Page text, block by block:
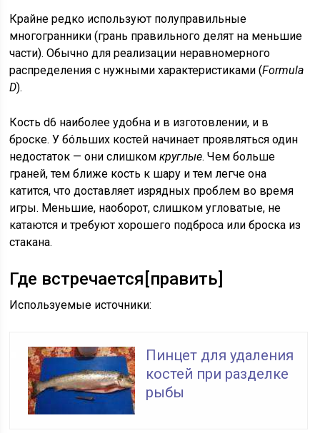
Крайне редко используют полуправильные
многогранники (грань правильного делят на меньшие
части). Обычно для реализации неравномерного
распределения с нужными характеристиками (Formula
D).
Кость d6 наиболее удобна и в изготовлении, и в
броске. У бóльших костей начинает проявляться один
недостаток — они слишкомкруглые. Чем больше
граней, тем ближе кость к шару и тем легче она
катится, что доставляет изрядных проблем во время
игры. Меньшие, наоборот, слишком угловатые, не
катаются и требуют хорошего подброса или броска из
стакана.
Где встречается [править]
Используемые источники:
Пинцет для удаления
костей при разделке
рыбы